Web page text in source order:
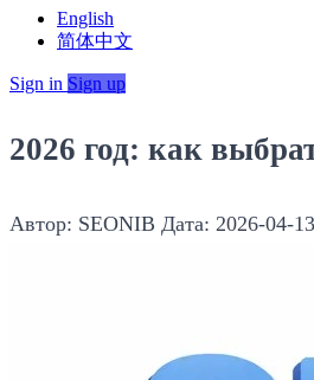
English
简体中文
Sign in Sign up
2026 год: как
Автор: SEONIB Дата: 2026-04-